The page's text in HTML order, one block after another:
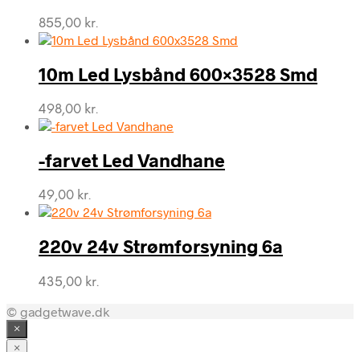
855,00 kr.
10m Led Lysbånd 600×3528 Smd
498,00 kr.
-farvet Led Vandhane
49,00 kr.
220v 24v Strømforsyning 6a
435,00 kr.
© gadgetwave.dk
×
×